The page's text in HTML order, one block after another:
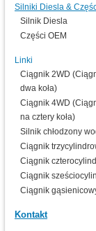
Silniki Diesla &
Silnik Diesla
Części OEM
Linki
Ciągnik 2WD
dwa koła)
Ciągnik 4WD
na cztery koła)
Silnik chłodzony
Ciągnik
Ciągnik
Ciągnik
Ciągnik
Kontakt